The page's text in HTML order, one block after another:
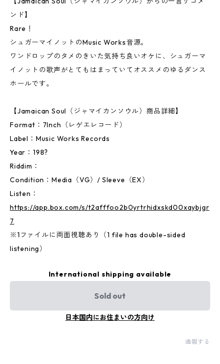
ンド】
Rare！
シュガーマイノットのMusic Works音源。
ワンドロップのタメのきいた気持ち良いオケに、シュガーマ
イノットの歌声がとてもはまっていてオススメのゆるダンス
ホールです。
【Jamaican Soul（ジャマイカンソウル）商品詳細】
Format：7Inch（レゲエレコード）
Label：Music Works Records
Year：198?
Riddim：
Condition：Media（VG）/ Sleeve（EX）
Listen：
https://app.box.com/s/t2afffoo2b0yrtrhidxskd00xaybjgr
7
※1ファイルに両面視聴あり（1 file has double-sided
listening）
International shipping available
Sold out
日本国内にお住まいの方向け
通報する